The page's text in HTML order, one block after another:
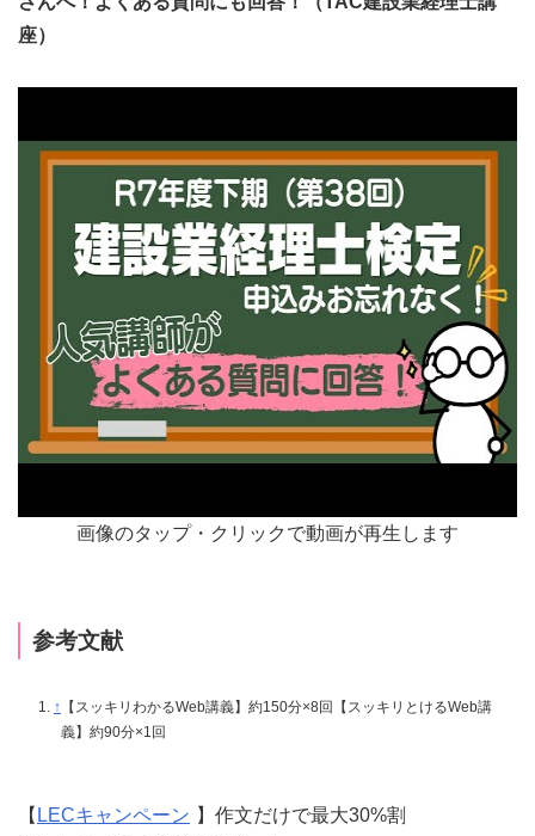
座）
画像のタップ・クリックで動画が再生します
参考文献
↑ 【スッキリわかるWeb講義】約150分×8回【スッキリとけるWeb講
義】約90分×1回
【 LECキャンペーン 】作文だけで最大30%割